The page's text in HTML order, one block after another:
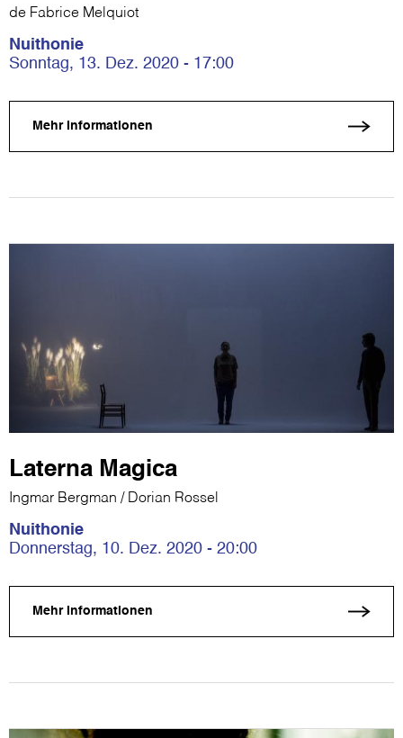
de Fabrice Melquiot
Nuithonie
Sonntag, 13. Dez. 2020 - 17:00
Mehr Informationen
Laterna Magica
Ingmar Bergman / Dorian Rossel
Nuithonie
Donnerstag, 10. Dez. 2020 - 20:00
Mehr Informationen